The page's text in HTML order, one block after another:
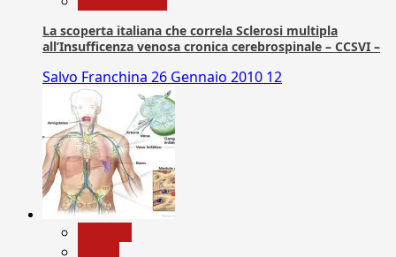
La scoperta italiana che correla Sclerosi multipla
all’Insufficenza venosa cronica cerebrospinale – CCSVI –
Salvo Franchina 26 Gennaio 2010 12